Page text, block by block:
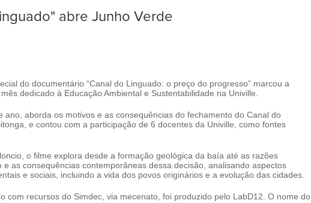
abre Junho Verde
do documentário “Canal do Linguado: o preço do progresso” marcou a
dedicado à Educação Ambiental e Sustentabilidade na Univille.
ano, aborda os motivos e as consequências do fechamento do Canal do
e contou com a participação de 6 docentes da Univille, como fontes
o filme explora desde a formação geológica da baía até as razões
e as consequências contemporâneas dessa decisão, analisando aspectos
e sociais, incluindo a vida dos povos originários e a evolução das cidades.
com recursos do Simdec, via mecenato, foi produzido pelo LabD12. O nome do